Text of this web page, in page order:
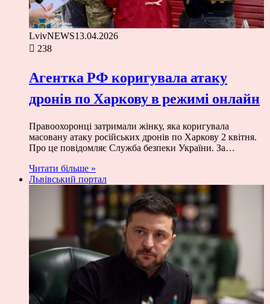
LvivNEWS13.04.2026
238
Агентка РФ коригувала атаку
дронів по Харкову в режимі онлайн
Правоохоронці затримали жінку, яка коригувала
масовану атаку російських дронів по Харкову 2 квітня.
Про це повідомляє Служба безпеки України. За…
Читати більше »
Львівський портал